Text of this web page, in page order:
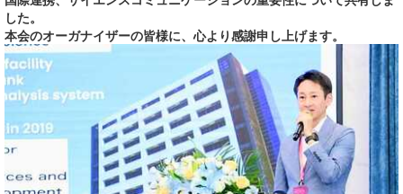
した。
本会のオーガナイザーの皆様に、心より感謝申し上げます。